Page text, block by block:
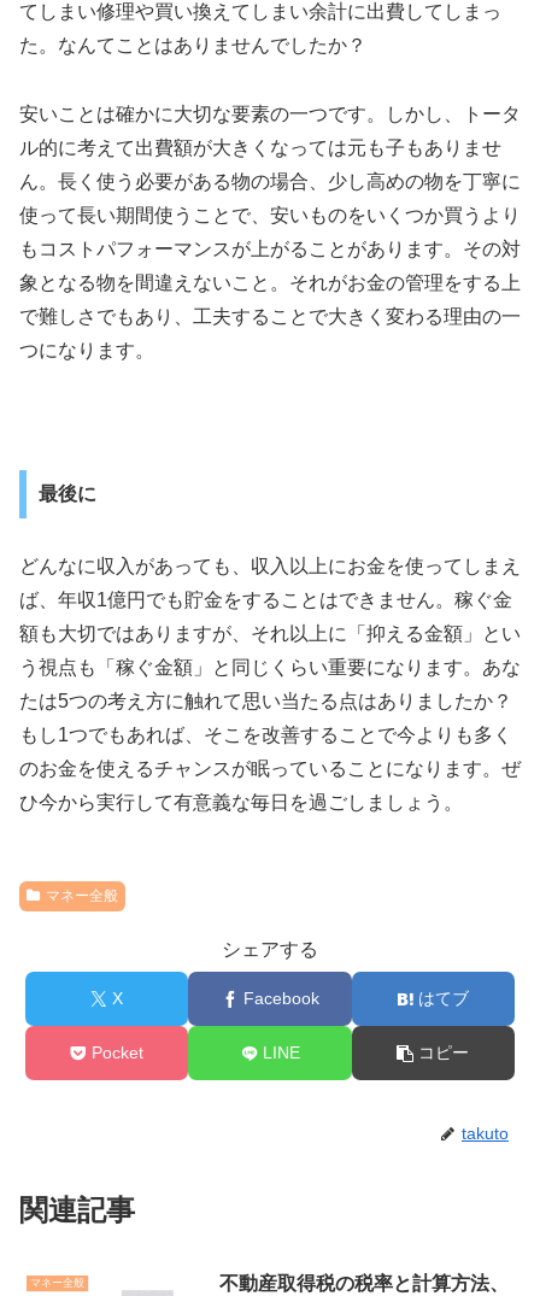
てしまい修理や買い換えてしまい余計に出費してしまっ
た。なんてことはありませんでしたか？
安いことは確かに大切な要素の一つです。しかし、トータ
ル的に考えて出費額が大きくなっては元も子もありませ
ん。長く使う必要がある物の場合、少し高めの物を丁寧に
使って長い期間使うことで、安いものをいくつか買うより
もコストパフォーマンスが上がることがあります。その対
象となる物を間違えないこと。それがお金の管理をする上
で難しさでもあり、工夫することで大きく変わる理由の一
つになります。
最後に
どんなに収入があっても、収入以上にお金を使ってしまえ
ば、年収1億円でも貯金をすることはできません。稼ぐ金
額も大切ではありますが、それ以上に「抑える金額」とい
う視点も「稼ぐ金額」と同じくらい重要になります。あな
たは5つの考え方に触れて思い当たる点はありましたか？
もし1つでもあれば、そこを改善することで今よりも多く
のお金を使えるチャンスが眠っていることになります。ぜ
ひ今から実行して有意義な毎日を過ごしましょう。
マネー全般
シェアする
X Facebook はてブ
Pocket LINE コピー
takuto
関連記事
マネー全般
不動産取得税の税率と計算方法、